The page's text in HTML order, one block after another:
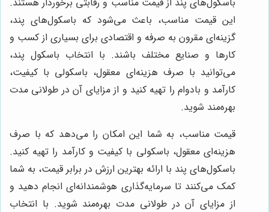
این قیمت مناسب، باعث می‌شود که باسکول‌های پند،
گزینه‌ای مقرون به صرفه و اقتصادی برای بسیاری از کسب و
کارها و صنایع مختلف باشند. با انتخاب باسکول پند،
می‌توانید با صرف هزینه‌ای معقول، باسکولی با کیفیت،
کارآمد و بادوام را تهیه کنید و از مزایای آن در طولانی مدت
بهره‌مند شوید.
قیمت مناسب، به شما این امکان را می‌دهد که با صرف
هزینه‌ای معقول، باسکولی با کیفیت و کارآمد را تهیه کنید.
باسکول‌های پند با ارائه بهترین ارزش در برابر قیمت، به شما
کمک می‌کنند تا سرمایه‌گذاری هوشمندانه‌ای انجام دهید و
از مزایای آن در طولانی مدت بهره‌مند شوید. با انتخاب